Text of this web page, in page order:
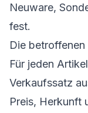
Neuware,
fest.
Die
Für jeden
Verkaufssatz
Preis, Herkunft